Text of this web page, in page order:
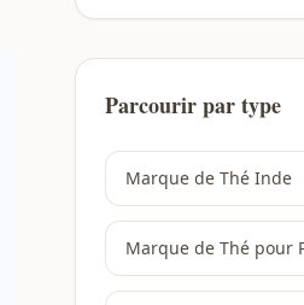
Parcourir par type
Marque de Thé Inde
Marque de Thé pour